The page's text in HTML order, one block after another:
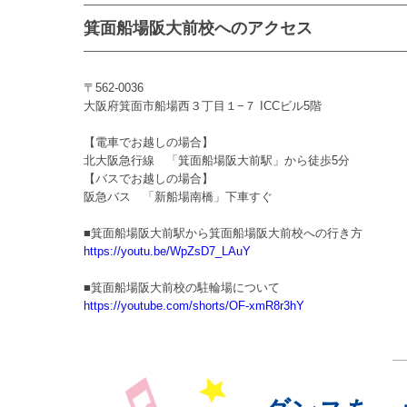
箕面船場阪大前校へのアクセス
〒562-0036
大阪府箕面市船場西３丁目１−７ ICCビル5階
【電車でお越しの場合】
北大阪急行線 「箕面船場阪大前駅」から徒歩5分
【バスでお越しの場合】
阪急バス 「新船場南橋」下車すぐ
■箕面船場阪大前駅から箕面船場阪大前校への行き方
https://youtu.be/WpZsD7_LAuY
■箕面船場阪大前校の駐輪場について
https://youtube.com/shorts/OF-xmR8r3hY